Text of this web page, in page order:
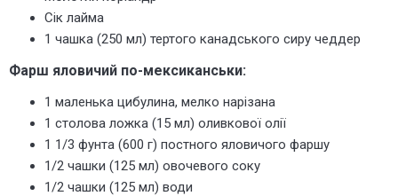
Сік лайма
1 чашка (250 мл) тертого канадського сиру чеддер
Фарш яловичий по-мексиканськи:
1 маленька цибулина, мелко нарізана
1 столова ложка (15 мл) оливкової олії
1 1/3 фунта (600 г) постного яловичого фаршу
1/2 чашки (125 мл) овочевого соку
1/2 чашки (125 мл) води